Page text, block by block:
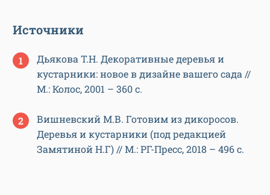
Источники
Дьякова Т.Н. Декоративные деревья и
кустарники: новое в дизайне вашего сада //
М.: Колос, 2001 – 360 с.
Вишневский М.В. Готовим из дикоросов.
Деревья и кустарники (под редакцией
Замятиной Н.Г) // М.: РГ-Пресс, 2018 – 496 с.